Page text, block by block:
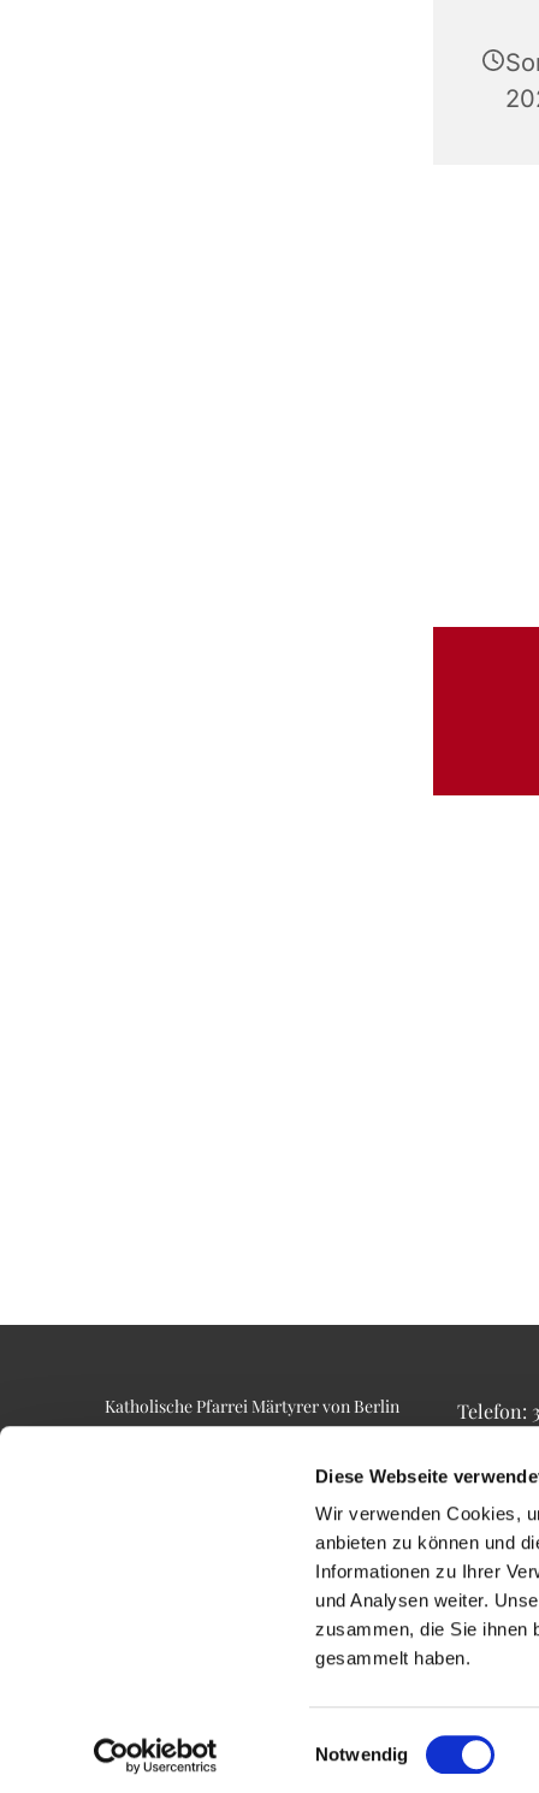
Diese Webseite
Wir verwenden Cookies,
anbieten zu können und
Informationen zu Ihrer
und Analysen weiter.
zusammen, die Sie ihnen
gesammelt haben.
Einwilligungsauswahl
Notwendig
Katholische Pfarrei Märtyrer von Berlin
Alt-Lietzow 23
Telefon:
Email: